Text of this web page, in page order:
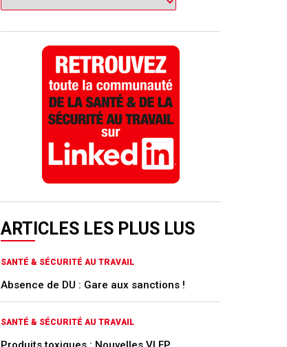
ARTICLES LES PLUS LUS
SANTÉ & SÉCURITÉ AU TRAVAIL
Absence de DU : Gare aux sanctions !
SANTÉ & SÉCURITÉ AU TRAVAIL